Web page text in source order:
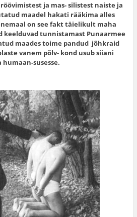
ja mas- silistest naiste ja
maadel hakati rääkima alles
on see fakt täielikult maha
keelduvad tunnistamast Punaarmee
maades toime pandud jõhkraid
vanem põlv- kond usub siiani
humaan-susesse.